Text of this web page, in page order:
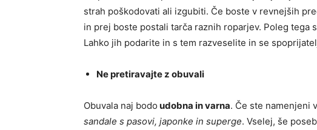
strah poškodovati ali izgubiti. Če boste v revnejših
in prej boste postali tarča raznih roparjev. Poleg tega
Lahko jih podarite in s tem razveselite in se
Ne pretiravajte z obuvali
Obuvala naj bodo udobna in varna. Če ste namenjeni
sandale s pasovi, japonke in superge. Vselej, še